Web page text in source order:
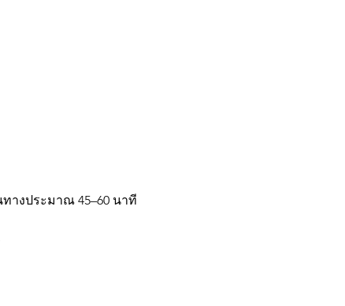
างประมาณ 45–60 นาที